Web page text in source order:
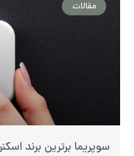
مقالات
سوپریما برترین برند